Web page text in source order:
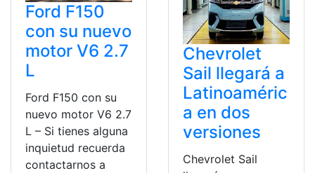
Ford F150
con su nuevo
motor V6 2.7
L
Ford F150 con su
nuevo motor V6 2.7
L – Si tienes alguna
inquietud recuerda
contactarnos a
Chevrolet
Sail llegará a
Latinoaméric
a en dos
versiones
Chevrolet Sail